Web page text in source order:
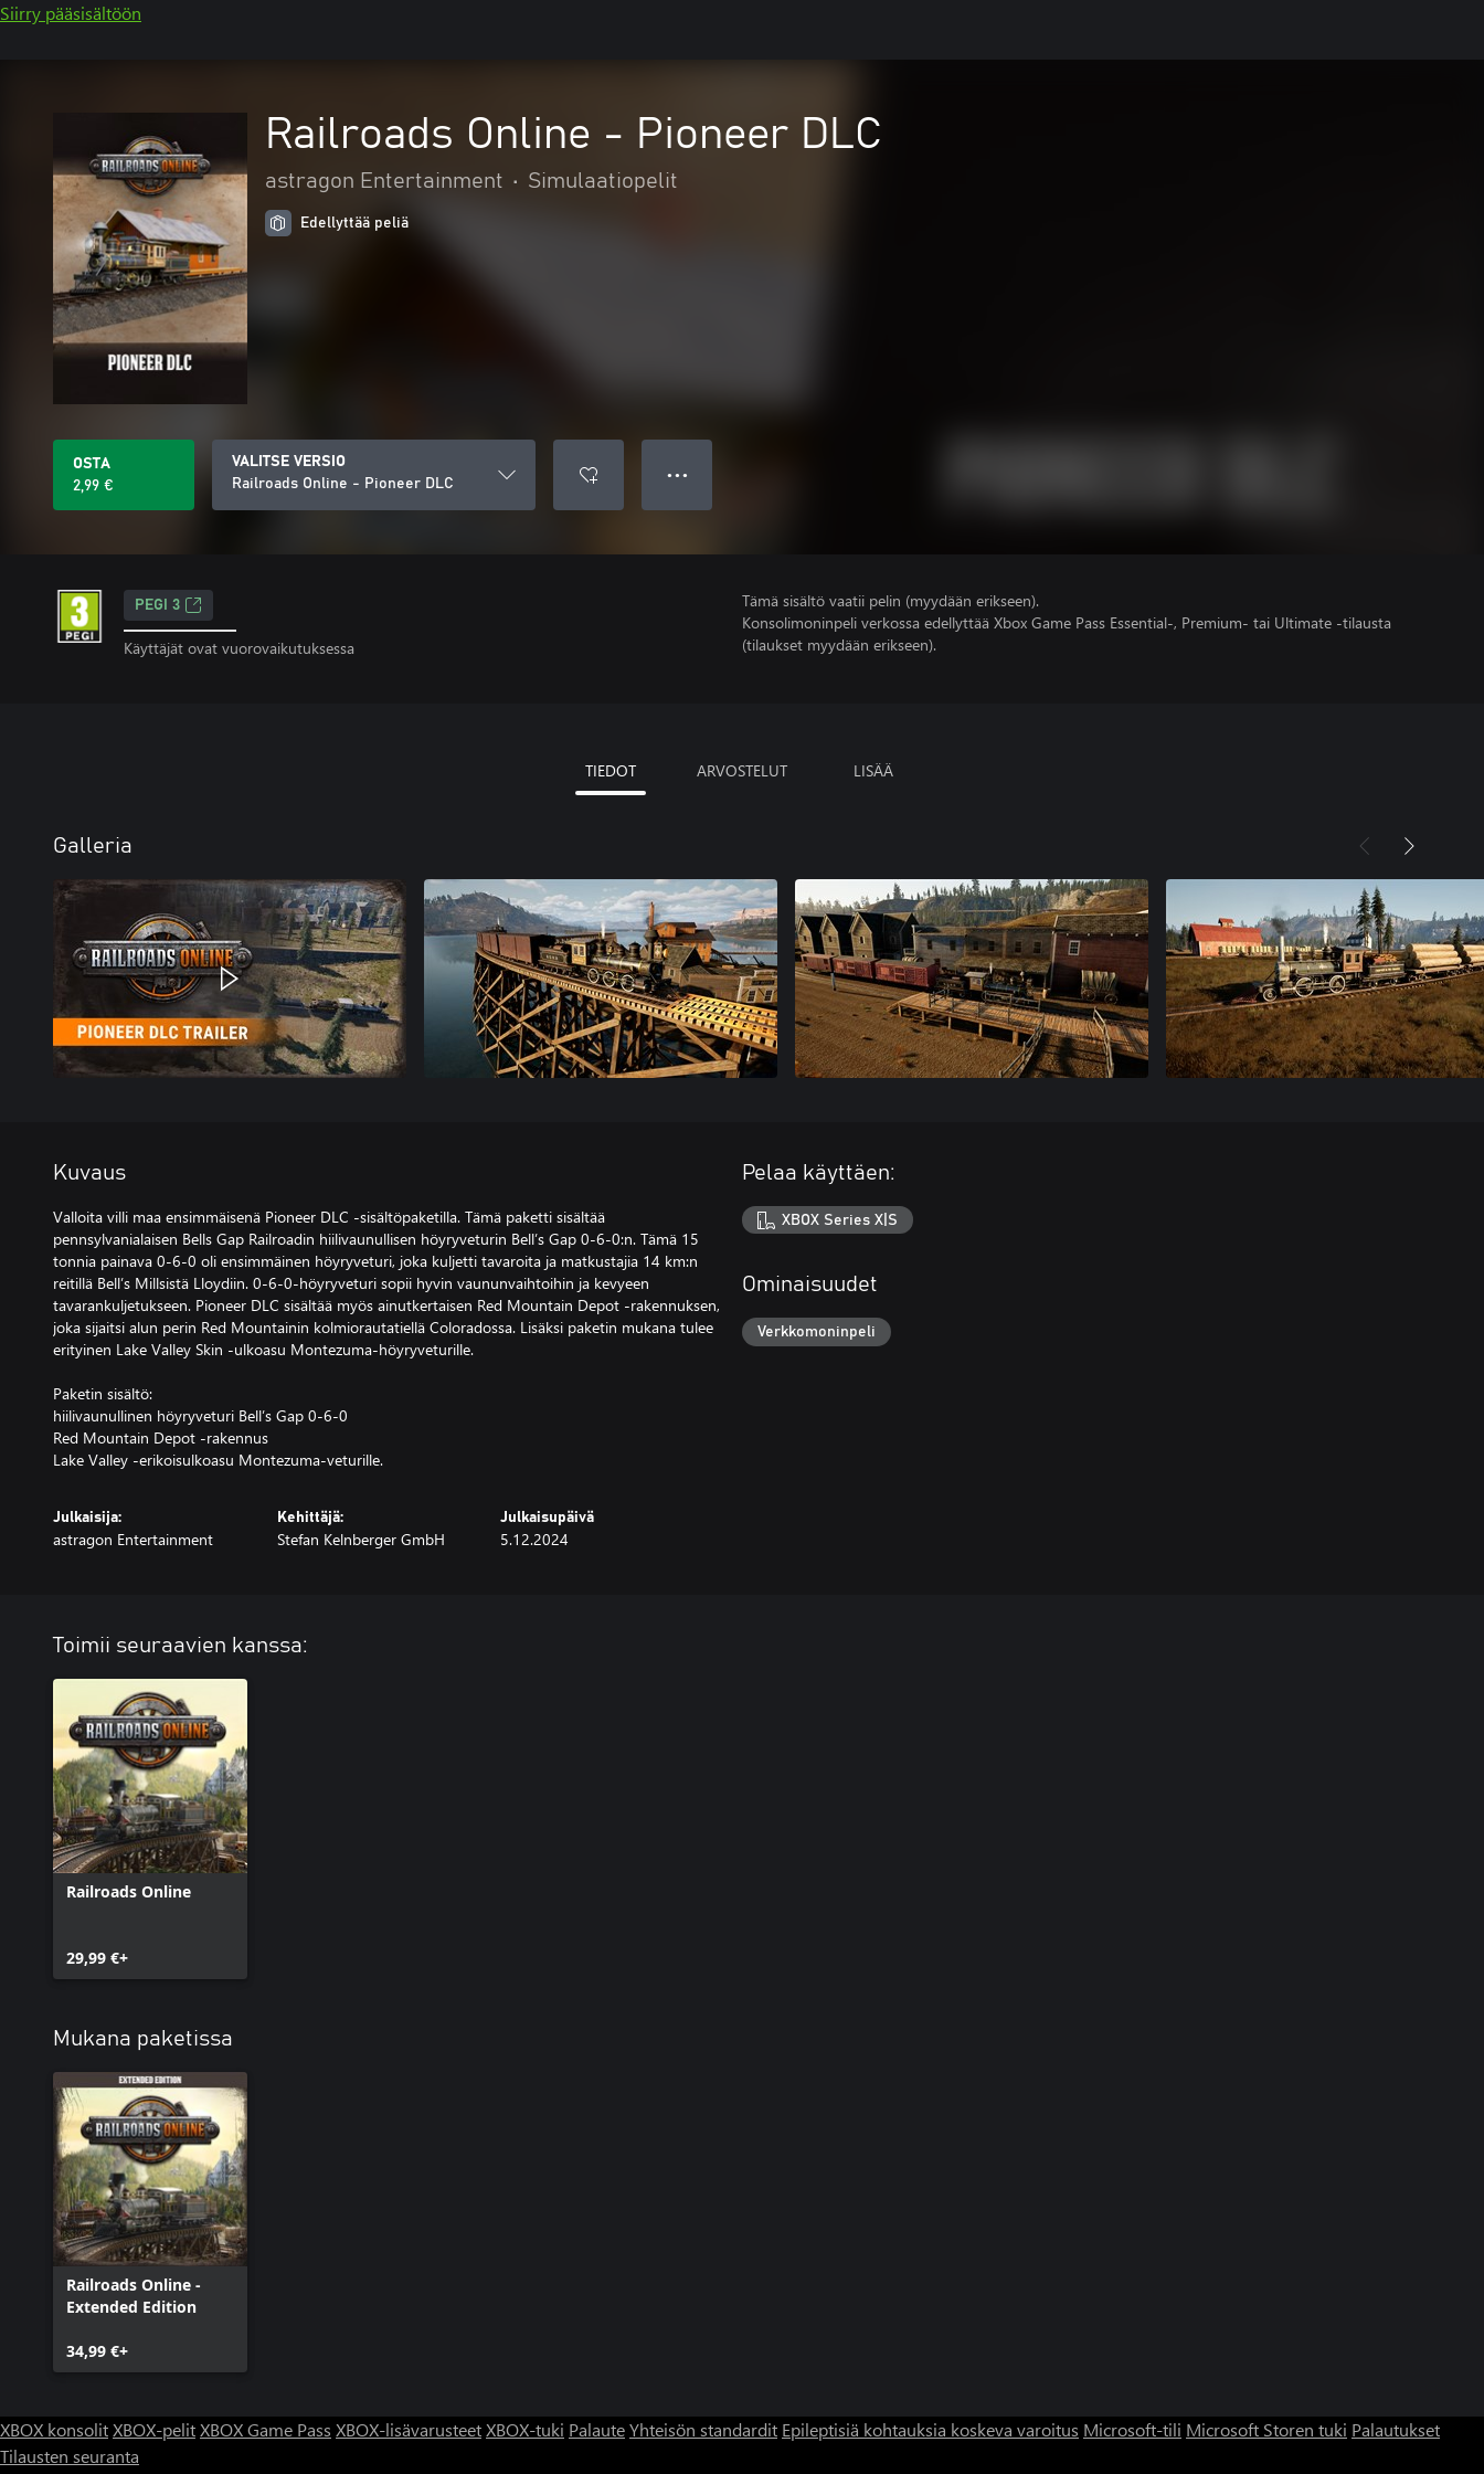
Siirry pääsisältöön
Railroads Online - Pioneer DLC
astragon Entertainment • Simulaatiopelit
Edellyttää peliä
OSTA
2,99 €
VALITSE VERSIO
Railroads Online - Pioneer DLC
● ● ●
PEGI 3
Käyttäjät ovat vuorovaikutuksessa
Tämä sisältö vaatii pelin (myydään erikseen).
Konsolimoninpeli verkossa edellyttää Xbox Game Pass Essential-, Premium- tai Ultimate -tilausta
(tilaukset myydään erikseen).
TIEDOT ARVOSTELUT LISÄÄ
Galleria
Kuvaus
Valloita villi maa ensimmäisenä Pioneer DLC -sisältöpaketilla. Tämä paketti sisältää
pennsylvanialaisen Bells Gap Railroadin hiilivaunullisen höyryveturin Bell’s Gap 0-6-0:n. Tämä 15
tonnia painava 0-6-0 oli ensimmäinen höyryveturi, joka kuljetti tavaroita ja matkustajia 14 km:n
reitillä Bell’s Millsistä Lloydiin. 0-6-0-höyryveturi sopii hyvin vaununvaihtoihin ja kevyeen
tavarankuljetukseen. Pioneer DLC sisältää myös ainutkertaisen Red Mountain Depot -rakennuksen,
joka sijaitsi alun perin Red Mountainin kolmiorautatiellä Coloradossa. Lisäksi paketin mukana tulee
erityinen Lake Valley Skin -ulkoasu Montezuma-höyryveturille.
Paketin sisältö:
hiilivaunullinen höyryveturi Bell’s Gap 0-6-0
Red Mountain Depot -rakennus
Lake Valley -erikoisulkoasu Montezuma-veturille.
Julkaisija:
astragon Entertainment
Kehittäjä:
Stefan Kelnberger GmbH
Julkaisupäivä
5.12.2024
Pelaa käyttäen:
XBOX Series X|S
Ominaisuudet
Verkkomoninpeli
Toimii seuraavien kanssa:
Railroads Online
29,99 €+
Mukana paketissa
Railroads Online -
Extended Edition
34,99 €+
XBOX konsolitXBOX-pelitXBOX Game Pass XBOX-lisävarusteetXBOX-tuki PalauteYhteisön standardit Epileptisiä kohtauksia koskeva varoitus Microsoft-tili Microsoft Storen tuki Palautukset
Tilausten seuranta